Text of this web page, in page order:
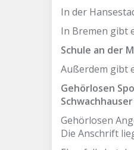
In der
In Bremen gibt
Schule an der
Außerdem gibt
Gehörlosen
Gehörlosen
Die Anschrift